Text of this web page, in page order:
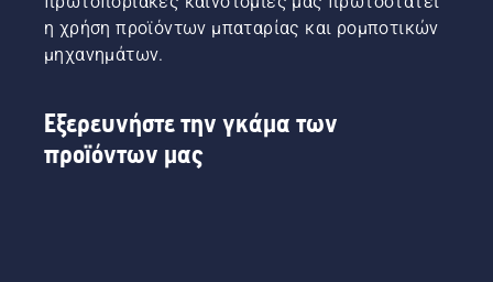
και τα
εργαλεία
χειρός
τα από
ψηφιακές
Tools for
η χρήση προϊόντων μπαταρίας και ρομποτικών
μηχανημάτων.
Εξερευνήστε την γκάμα των
προϊόντων μας